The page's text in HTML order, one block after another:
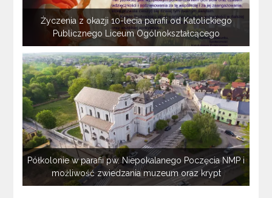
Życzenia z okazji 10-lecia parafii od Katolickiego
Publicznego Liceum Ogólnokształcącego
Półkolonie w parafii pw. Niepokalanego Poczęcia NMP i
możliwość zwiedzania muzeum oraz krypt